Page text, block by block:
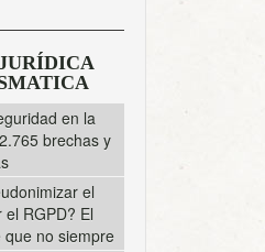
en la
brechas y
el
RGPD? El
que no siempre